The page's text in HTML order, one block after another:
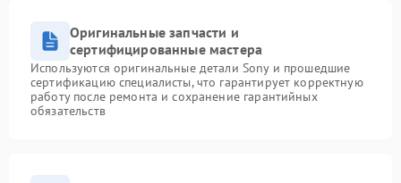
Оригинальные запчасти и
сертифицированные мастера
Используются оригинальные детали Sony и прошедшие
сертификацию специалисты, что гарантирует корректную
работу после ремонта и сохранение гарантийных
обязательств